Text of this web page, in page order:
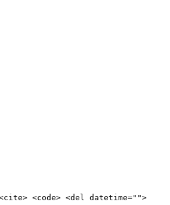
<code> <del datetime="">